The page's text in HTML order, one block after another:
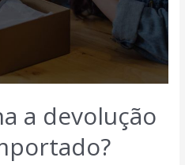
a devolução